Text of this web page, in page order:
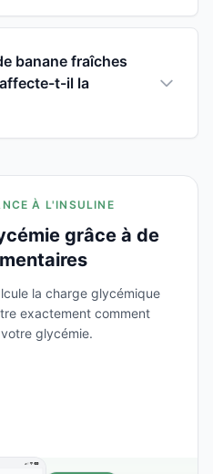
banane fraîches
t-il la
À L'INSULINE
grâce à de
la charge glycémique
exactement comment
glycémie.